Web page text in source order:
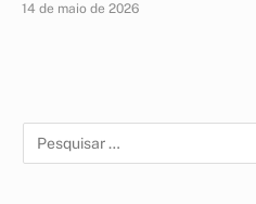
14 de maio de 2026